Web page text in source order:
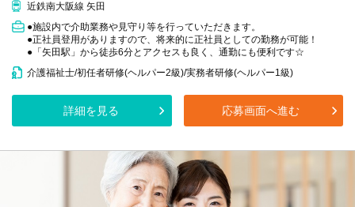
近鉄南大阪線 矢田
●施設内で介助業務や見守り等を行っていただきます。
●正社員登用がありますので、将来的に正社員としての勤務が可能！
●「矢田駅」から徒歩6分とアクセスも良く、通勤にも便利です☆
介護福祉士/初任者研修(ヘルパー2級)/実務者研修(ヘルパー1級)
詳細を見る 応募画面へ進む